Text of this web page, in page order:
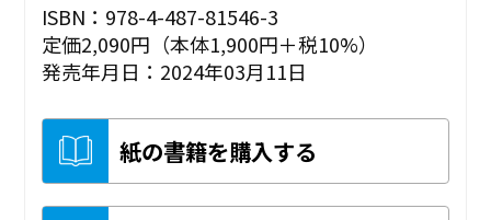
ISBN：978-4-487-81546-3
定価2,090円（本体1,900円＋税10%）
発売年月日：2024年03月11日
紙の書籍を購入する